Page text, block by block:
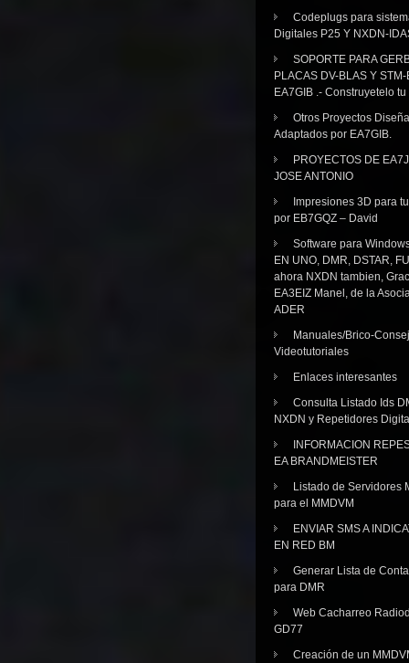
Codeplugs para
Digitales P25 Y NXDN-
SOPORTE PARA
PLACAS DV-BLAS Y
EA7GIB .- Construyetelo
Otros Proyectos
Adaptados por EA7GIB.
PROYECTOS DE
JOSE ANTONIO
Impresiones 3D para
por EB7GQZ – David
Software para
EN UNO, DMR, DSTAR,
ahora NXDN tambien,
EA3EIZ Manel, de la
ADER
Manuales/Brico-
Videotutoriales
Enlaces interesantes
Consulta Listado Ids
NXDN y Repetidores
INFORMACION
EA BRANDMEISTER
Listado de Servidores
para el MMDVM
ENVIAR SMS A
EN RED BM
Generar Lista de
para DMR
Web Cacharreo
GD77
Creación de un